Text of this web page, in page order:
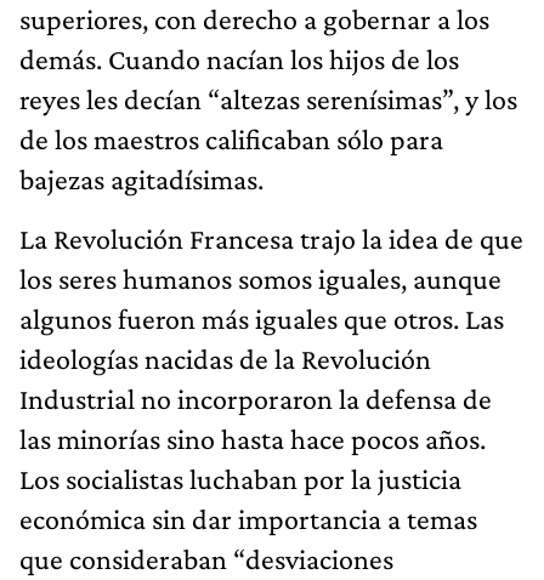
superiores, con derecho a gobernar a los
demás. Cuando nacían los hijos de los
reyes les decían “altezas serenísimas”, y los
de los maestros calificaban sólo para
bajezas agitadísimas.
La Revolución Francesa trajo la idea de que
los seres humanos somos iguales, aunque
algunos fueron más iguales que otros. Las
ideologías nacidas de la Revolución
Industrial no incorporaron la defensa de
las minorías sino hasta hace pocos años.
Los socialistas luchaban por la justicia
económica sin dar importancia a temas
que consideraban “desviaciones